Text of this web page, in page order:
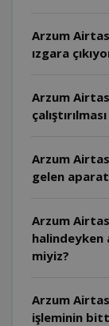
Arzum
ızgara
Arzum
Arzum
gelen
Arzum
halindeyken
miyiz?
Arzum
işleminin